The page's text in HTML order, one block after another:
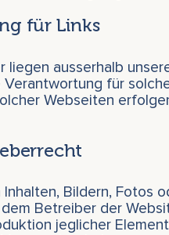
für Links
liegen ausserhalb
für
Webseiten
Bildern, Fotos
Betreiber der
jeglicher